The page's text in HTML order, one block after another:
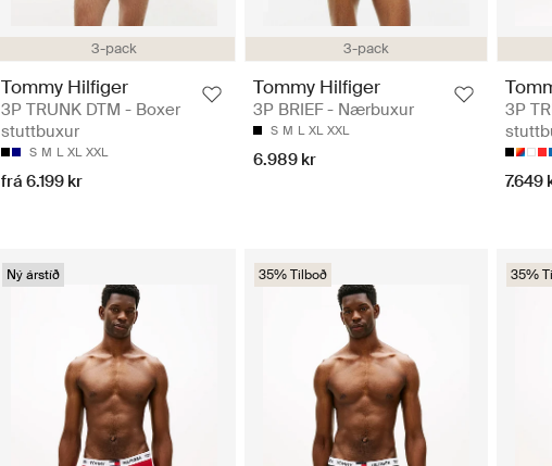
3-pack
Tommy Hilfiger
3P TRUNK DTM - Boxer
stuttbuxur
S M L XL XXL
frá 6.199 kr
3-pack
Tommy Hilfiger
3P BRIEF - Nærbuxur
S M L XL XXL
6.989 kr
3P
7.649
Ný árstíð 35% Tilboð 35%